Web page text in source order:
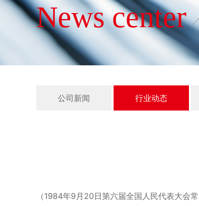
News center
公司新闻 行业动态
（1984年9月20日第六届全国人民代表大